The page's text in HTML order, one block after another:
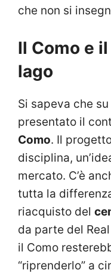
che non si
Il Como e
lago
Si sapeva che
presentato il
Como. Il
disciplina,
mercato. C’è
tutta la
riacquisto del
da parte del
il Como
“riprenderlo” a